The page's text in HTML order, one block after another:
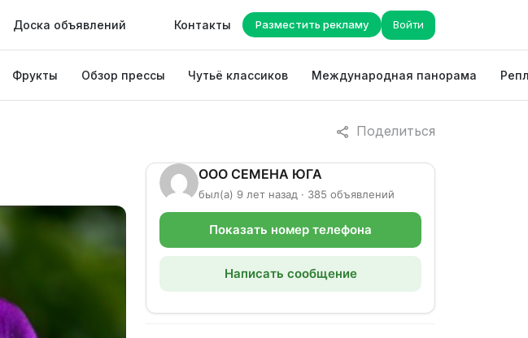
Доска объявлений Контакты Разместить рекламу Войти
Фрукты Обзор прессы Чутьё классиков Международная панорама
Поделиться
ООО СЕМЕНА ЮГА
был(а) 9 лет назад · 385 объявлений
Показать номер телефона
Написать сообщение